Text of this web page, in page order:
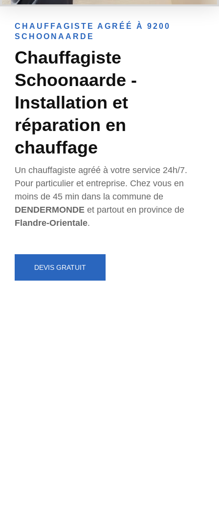
CHAUFFAGISTE AGRÉÉ À 9200
SCHOONAARDE
Chauffagiste
Schoonaarde -
Installation et
réparation en
chauffage
Un chauffagiste agréé à votre service 24h/7.
Pour particulier et entreprise. Chez vous en
moins de 45 min dans la commune de
DENDERMONDE et partout en province de
Flandre-Orientale.
DEVIS GRATUIT